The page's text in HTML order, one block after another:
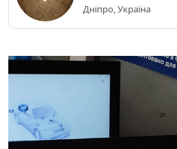
Дніпро, Україна